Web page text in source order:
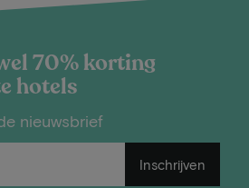
70% korting
hotels
nieuwsbrief
Inschrijven